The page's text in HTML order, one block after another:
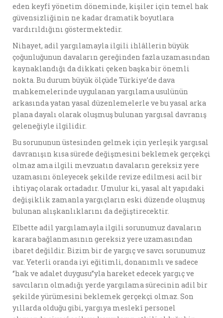
eden keyfî yönetim döneminde, kişiler için temel hak
güvensizliğinin ne kadar dramatik boyutlara
vardırıldığını göstermektedir.
Nihayet, adil yargılamayla ilgili ihlâllerin büyük
çoğunluğunun davaların gereğinden fazla uzamasından
kaynaklandığı da dikkati çeken başka bir önemli
nokta. Bu durum büyük ölçüde Türkiye’de dava
mahkemelerinde uygulanan yargılama usulünün
arkasında yatan yasal düzenlemelerle ve bu yasal arka
plana dayalı olarak oluşmuş bulunan yargısal davranış
geleneğiyle ilgilidir.
Bu sorununun üstesinden gelmek için yerleşik yargısal
davranışın kısa sürede değişmesini beklemek gerçekçi
olmaz ama ilgili mevzuatın davaların gereksiz yere
uzamasını önleyecek şekilde revize edilmesi acil bir
ihtiyaç olarak ortadadır. Umulur ki, yasal alt yapıdaki
değişiklik zamanla yargıçların eski düzende oluşmuş
bulunan alışkanlıklarını da değiştirecektir.
Elbette adil yargılamayla ilgili sorunumuz davaların
karara bağlanmasının gereksiz yere uzamasından
ibaret değildir. Bizim bir de yargıç ve savcı sorunumuz
var. Yeterli oranda iyi eğitimli, donanımlı ve sadece
‘’hak ve adalet duygusu’’yla hareket edecek yargıç ve
savcıların olmadığı yerde yargılama sürecinin adil bir
şekilde yürümesini beklemek gerçekçi olmaz. Son
yıllarda olduğu gibi, yargıya meslekî personel